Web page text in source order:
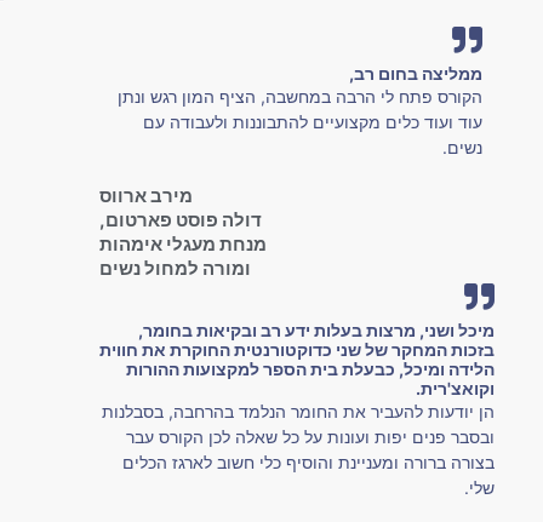
ממליצה בחום רב,
הקורס פתח לי הרבה במחשבה, הציף המון רגש ונתן
עוד ועוד כלים מקצועיים להתבוננות ולעבודה עם
נשים.
מירב ארווס
דולה פוסט פארטום,
מנחת מעגלי אימהות
ומורה למחול נשים
מיכל ושני, מרצות בעלות ידע רב ובקיאות בחומר,
בזכות המחקר של שני כדוקטורנטית החוקרת את חווית
הלידה ומיכל, כבעלת בית הספר למקצועות ההורות
וקואצ'רית.
הן יודעות להעביר את החומר הנלמד בהרחבה, בסבלנות
ובסבר פנים יפות ועונות על כל שאלה לכן הקורס עבר
בצורה ברורה ומעניינת והוסיף כלי חשוב לארגז הכלים
שלי.‎‎